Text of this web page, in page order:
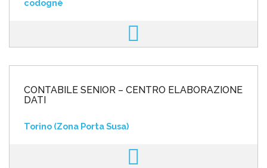
codognè
CONTABILE SENIOR – CENTRO ELABORAZIONE
DATI
Torino (Zona Porta Susa)